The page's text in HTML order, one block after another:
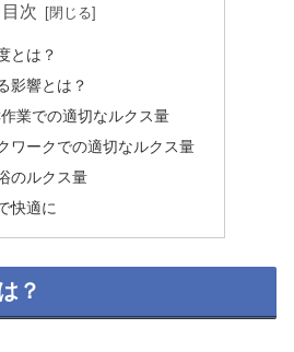
目次
とは？
影響とは？
業での適切なルクス量
ワークでの適切なルクス量
のルクス量
快適に
？